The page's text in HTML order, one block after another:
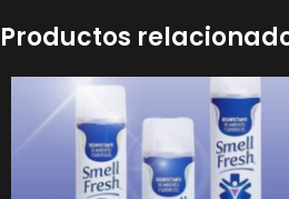
Productos